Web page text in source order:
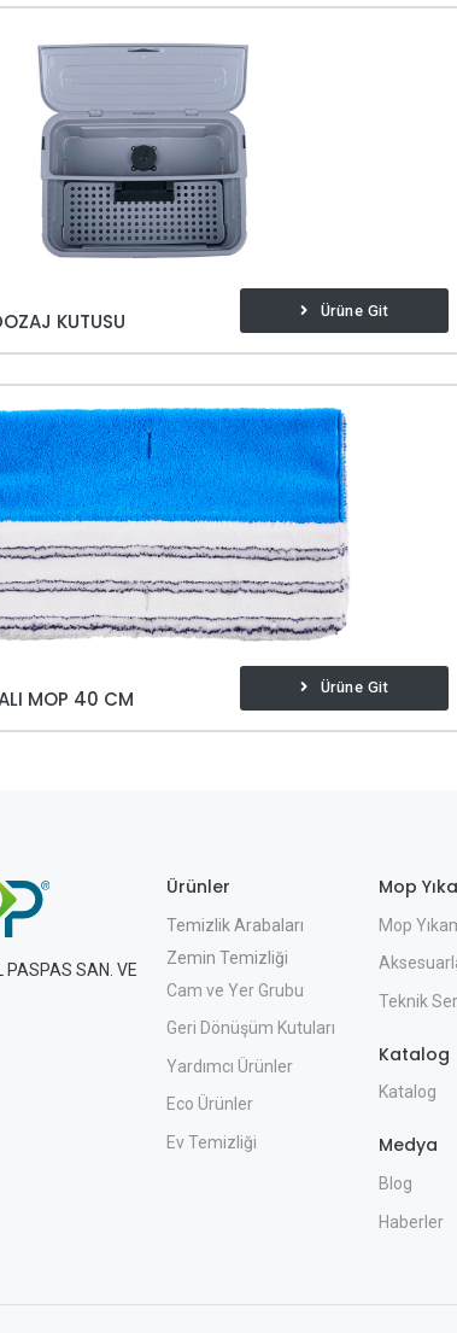
KUTUSU Ürüne Git
MOP 40 CM Ürüne Git
PASPAS SAN. VE
Ürünler
Temizlik Arabaları
Zemin Temizliği
Cam ve Yer Grubu
Geri Dönüşüm Kutuları
Yardımcı Ürünler
Eco Ürünler
Ev Temizliği
Mop
Mop
Teknik
Katalog
Katalog
Medya
Blog
Haberler